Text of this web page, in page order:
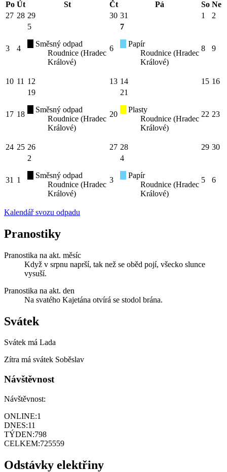
Po Út St Čt Pá So Ne
27 28 29 30 31 1 2
3 4
5
Směsný odpad
Roudnice (Hradec
Králové)
6
7
Papír
Roudnice (Hradec
Králové)
8 9
10 11 12 13 14 15 16
17 18
19
Směsný odpad
Roudnice (Hradec
Králové)
20
21
Plasty
Roudnice (Hradec
Králové)
22 23
24 25 26 27 28 29 30
31 1
2
Směsný odpad
Roudnice (Hradec
Králové)
3
4
Papír
Roudnice (Hradec
Králové)
5 6
Kalendář svozu odpadu
Pranostiky
Pranostika na akt. měsíc
Když v srpnu naprší, tak než se oběd pojí, všecko slunce
vysuší.
Pranostika na akt. den
Na svatého Kajetána otvírá se stodol brána.
Svátek
Svátek má Lada
Zítra má svátek Soběslav
Návštěvnost
Návštěvnost:
ONLINE:1
DNES:11
TÝDEN:798
CELKEM:725559
Odstávky elektřiny